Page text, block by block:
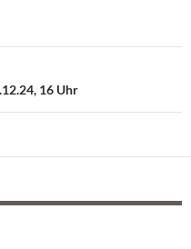
16 Uhr